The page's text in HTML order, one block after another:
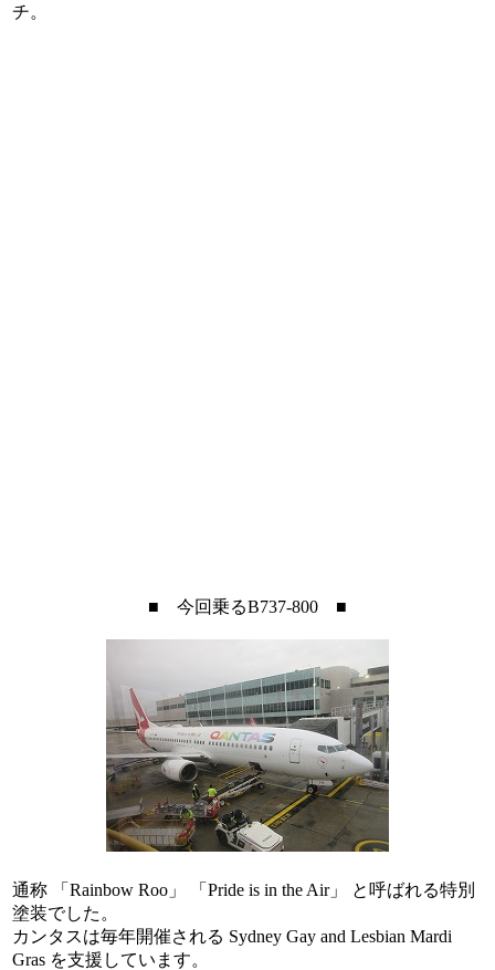
チ。
■ 今回乗るB737-800 ■
通称 「Rainbow Roo」 「Pride is in the Air」 と呼ばれる特別
塗装でした。
カンタスは毎年開催される Sydney Gay and Lesbian Mardi
Gras を支援しています。